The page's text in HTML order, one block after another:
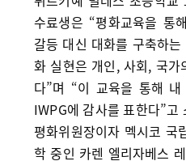
수료생은 “평화교육을 통
갈등 대신 대화를 구축하
화 실현은 개인, 사회, 국
다”며 “이 교육을 통해
IWPG에 감사를 표한다”고
평화위원장이자 멕시코 국
학 중인 카렌 엘리자베스